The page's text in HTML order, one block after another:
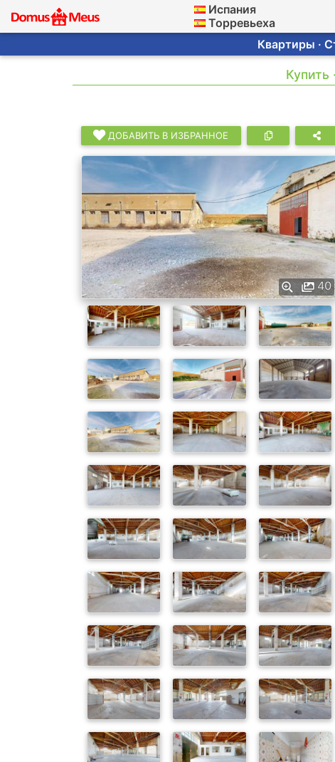
Испания
Торревьеха
Квартиры ·
Купить
ДОБАВИТЬ В ИЗБРАННОЕ
40